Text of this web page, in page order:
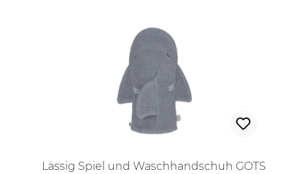
Lässig Spiel und Waschhandschuh GOTS